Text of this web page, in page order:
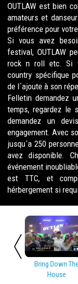
OUTLAW est bien
amateurs et
préférence pour
Si vous avez
festival, OUTLAW
rock n roll etc. Si
country spécifique
de l´ajoute à son
Felletin demandez
temps, regardez le
demandez un
engagement. Avec
jusqu´a 250
avez disponible.
événement
est TTC, et
hérbergement si
Bring Down The
House